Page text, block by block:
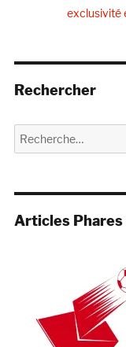
exclusivité
Rechercher
Recherche
pour :
Articles Phares